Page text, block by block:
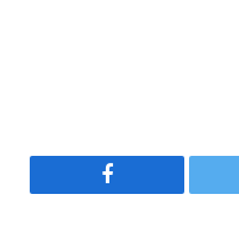
Facebook